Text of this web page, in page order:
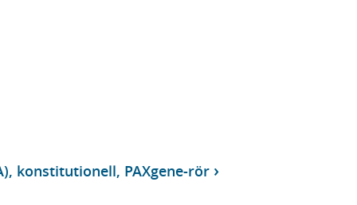
konstitutionell, PAXgene-rör